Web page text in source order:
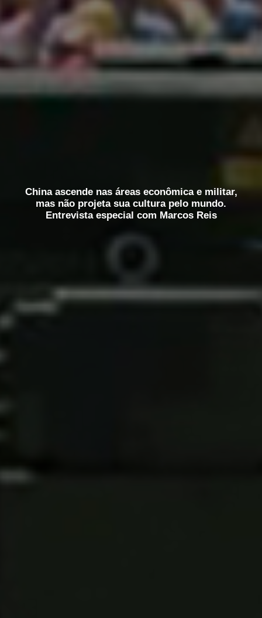
China ascende nas áreas econômica e militar,
mas não projeta sua cultura pelo mundo.
Entrevista especial com Marcos Reis